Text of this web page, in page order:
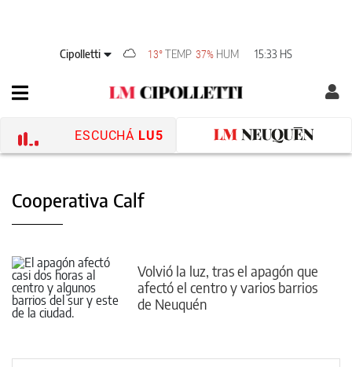
Cipolletti 13°TEMP 37% HUM 15:33 HS
ESCUCHÁ LU5
Cooperativa Calf
Volvió la luz, tras el apagón que
afectó el centro y varios barrios
de Neuquén